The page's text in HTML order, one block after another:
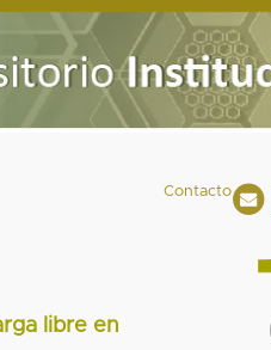
Contacto
libre en